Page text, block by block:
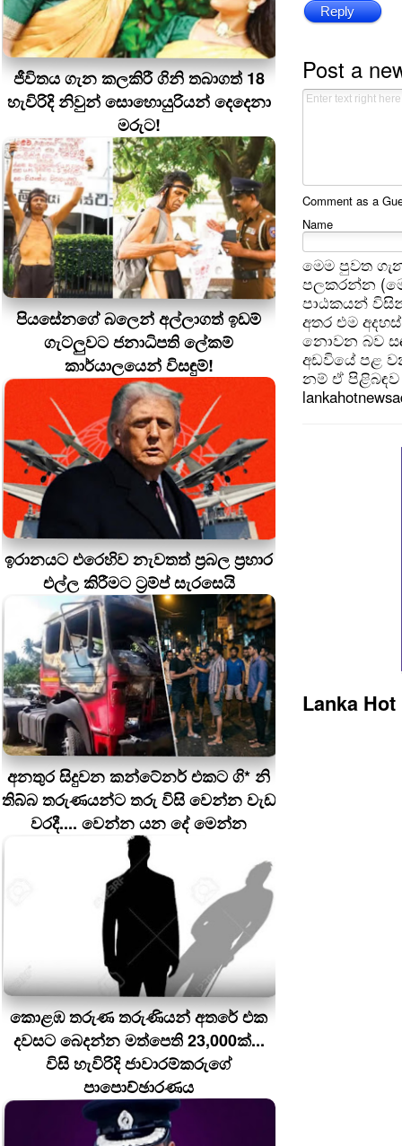
ජීවිතය ගැන කලකිරී ගිනි තබාගත් 18
හැවිරිදි නිවුන් සොහොයුරියන් දෙදෙනා
මරුට!
පියසේනගේ බලෙන් අල්ලාගත් ඉඩම්
ගැටලුවට ජනාධිපති ලේකම්
කාර්යාලයෙන් විසඳුම්!
ඉරානයට එරෙහිව නැවතත් ප්‍රබල ප්‍රහාර
එල්ල කිරීමට ට්‍රම්ප් සැරසෙයි
අනතුර සිදුවන කන්ටේනර් එකට ගි* නි
තිබ්බ තරුණයන්ට තරු විසි වෙන්න වැඩ
වරදී.... වෙන්න යන දේ මෙන්න
කොළඹ තරුණ තරුණියන් අතරේ එක
දවසට බෙදන්න මත්පෙති 23,000ක්...
විසි හැවිරිදි ජාවාරම්කරුගේ
පාපොච්ඡාරණය
Reply
Post a
Comment as a
Name
මෙම පුවත
පලකරන්න
පාඨකයන්
අතර එම
නොවන බව
අඩවියේ පළ
නම් ඒ පිළිබඳව
Lanka